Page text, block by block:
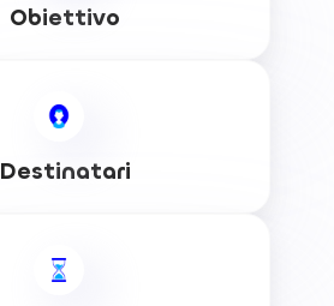
Obiettivo
Destinatari